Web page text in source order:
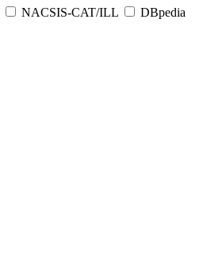
NACSIS-CAT/ILL
DBpedia